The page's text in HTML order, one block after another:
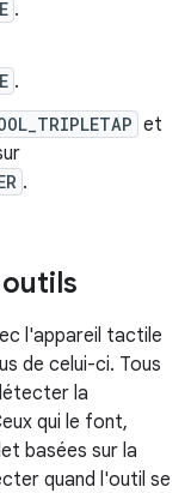
.
.
et
.
l'appareil tactile
de celui-ci. Tous
la
qui le font,
basées sur la
quand l'outil se